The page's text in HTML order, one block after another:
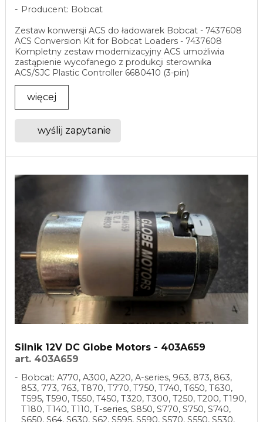
Producent: Bobcat
Zestaw konwersji ACS do ładowarek Bobcat - 7437608
ACS Conversion Kit for Bobcat Loaders - 7437608
Kompletny zestaw modernizacyjny ACS umożliwia
zastąpienie wycofanego z produkcji sterownika
ACS/SJC Plastic Controller 6680410 (3-pin)
nowoczesnym ...
więcej
wyślij zapytanie
Silnik 12V DC Globe Motors - 403A659
art. 403A659
Bobcat: A770, A300, A220, A-series, 963, 873, 863,
853, 773, 763, T870, T770, T750, T740, T650, T630,
T595, T590, T550, T450, T320, T300, T250, T200, T190,
T180, T140, T110, T-series, S850, S770, S750, S740,
S650, S64, S630, S62, S595, S590, S570, S550, S530,